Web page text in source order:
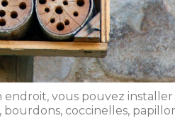
vous pouvez
coccinelles,